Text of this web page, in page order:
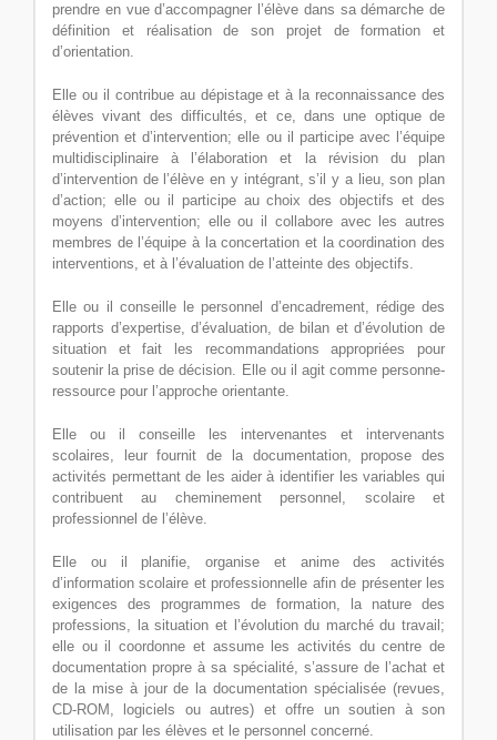
prendre en vue d’accompagner l’élève dans sa démarche de
définition et réalisation de son projet de formation et
d’orientation.
Elle ou il contribue au dépistage et à la reconnaissance des
élèves vivant des difficultés, et ce, dans une optique de
prévention et d’intervention; elle ou il participe avec l’équipe
multidisciplinaire à l’élaboration et la révision du plan
d’intervention de l’élève en y intégrant, s’il y a lieu, son plan
d’action; elle ou il participe au choix des objectifs et des
moyens d’intervention; elle ou il collabore avec les autres
membres de l’équipe à la concertation et la coordination des
interventions, et à l’évaluation de l’atteinte des objectifs.
Elle ou il conseille le personnel d’encadrement, rédige des
rapports d’expertise, d’évaluation, de bilan et d’évolution de
situation et fait les recommandations appropriées pour
soutenir la prise de décision. Elle ou il agit comme personne-
ressource pour l’approche orientante.
Elle ou il conseille les intervenantes et intervenants
scolaires, leur fournit de la documentation, propose des
activités permettant de les aider à identifier les variables qui
contribuent au cheminement personnel, scolaire et
professionnel de l’élève.
Elle ou il planifie, organise et anime des activités
d’information scolaire et professionnelle afin de présenter les
exigences des programmes de formation, la nature des
professions, la situation et l’évolution du marché du travail;
elle ou il coordonne et assume les activités du centre de
documentation propre à sa spécialité, s’assure de l’achat et
de la mise à jour de la documentation spécialisée (revues,
CD-ROM, logiciels ou autres) et offre un soutien à son
utilisation par les élèves et le personnel concerné.